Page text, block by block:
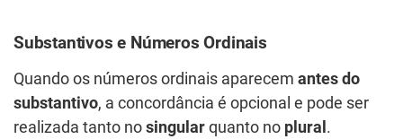
Substantivos e Números Ordinais
Quando os números ordinais aparecem antes do
substantivo, a concordância é opcional e pode ser
realizada tanto no singular quanto no plural .